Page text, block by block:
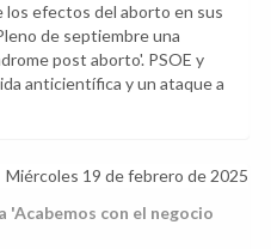
efectos del aborto en sus
de septiembre una
post aborto'. PSOE y
anticientífica y un ataque a
Miércoles 19 de febrero de 2025
'Acabemos con el negocio